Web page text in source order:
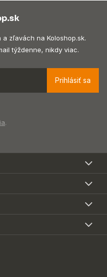
zľavách na Koloshop.sk.
týždenne, nikdy viac.
Prihlásiť sa
.